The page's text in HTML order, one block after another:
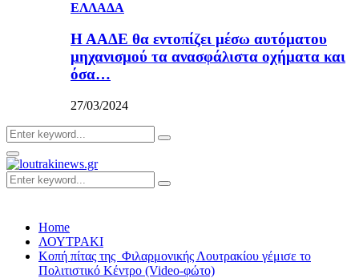
ΕΛΛΑΔΑ
Η ΑΑΔΕ θα εντοπίζει μέσω αυτόματου
μηχανισμού τα ανασφάλιστα οχήματα και
όσα…
27/03/2024
Search
for:
Search
Primary
Menu
Search
for:
Search
Home
ΛΟΥΤΡΑΚΙ
Κοπή πίτας της Φιλαρμονικής Λουτρακίου γέμισε το
Πολιτιστικό Κέντρο (Video-φώτο)